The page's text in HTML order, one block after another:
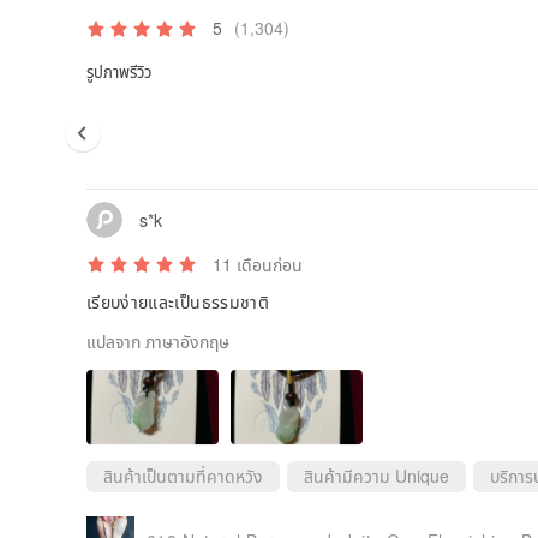
made of five different colored fine threads woven
Earth, Wood, Metal, Water, and Fire; as well as the
poisonous creatures, earning it the alternative
accessory and a symbol of love and union, also
parts of China, wearing it from the Dragon Boat
evolving into the "Daughters' Festival" where
multicolored silk threads. Due to regional customs,
thread" and "life-extending thread" for warding off
The fundamental classic of Tang Mi, the
cultivation method of the "Vajra Thread Method":
the finest threads, wash them with fragrant water,
maiden weave them together, combining the five
Tathagatas' mantras should be used to consecrate
completion of all matters should be used for overall
referred to as the "Five Colors of the Tathagatas":
(blue), consecrated by the mantras of
5 (1,304)
รูปภาพรีวิว
s*k
11 เดือนก่อน
เรียบง่ายและเป็นธรรมชาติ
แปลจาก ภาษาอังกฤษ
สินค้าเป็นตามที่คาดหวัง สินค้ามีความ Unique บริกา